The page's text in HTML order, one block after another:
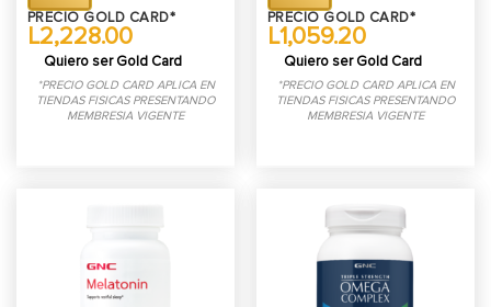
PRECIO GOLD CARD*
L2,228.00
Quiero ser Gold Card
*PRECIO GOLD CARD APLICA EN
TIENDAS FISICAS PRESENTANDO
MEMBRESIA VIGENTE
PRECIO GOLD CARD*
L1,059.20
Quiero ser Gold Card
*PRECIO GOLD CARD APLICA EN
TIENDAS FISICAS PRESENTANDO
MEMBRESIA VIGENTE